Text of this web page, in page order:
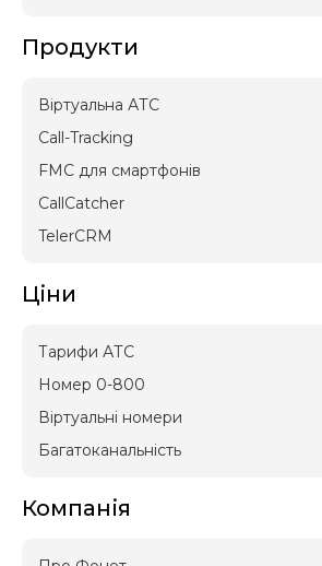
Продукти
Віртуальна АТС
Call-Tracking
FMC для смартфонів
CallCatcher
TelerCRM
Ціни
Тарифи АТС
Номер 0-800
Віртуальні номери
Багатоканальність
Компанія